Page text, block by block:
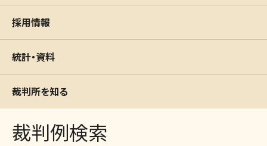
採用情報
統計・資料
裁判所を知る
裁判例検索